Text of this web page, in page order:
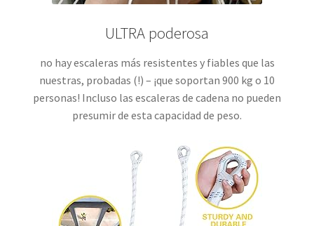
ULTRA poderosa
no hay escaleras más resistentes y fiables que las
nuestras, probadas (!) – ¡que soportan 900 kg o 10
personas! Incluso las escaleras de cadena no pueden
presumir de esta capacidad de peso.